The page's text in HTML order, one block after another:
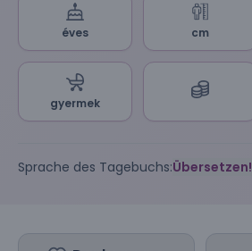
éves cm
gyermek
Sprache des Tagebuchs:Übersetzen!